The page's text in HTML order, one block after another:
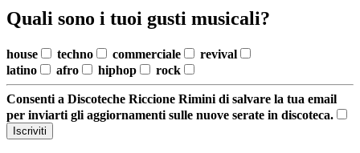
Quali sono i tuoi gusti musicali?
house techno commerciale
revival
latino
afro hiphop rock
Consenti a Discoteche Riccione Rimini di salvare la tua email
per inviarti gli aggiornamenti sulle nuove serate in discoteca.
Iscriviti